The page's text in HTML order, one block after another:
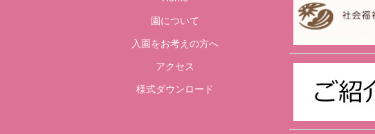
園について
入園をお考えの方へ
アクセス
様式ダウンロード